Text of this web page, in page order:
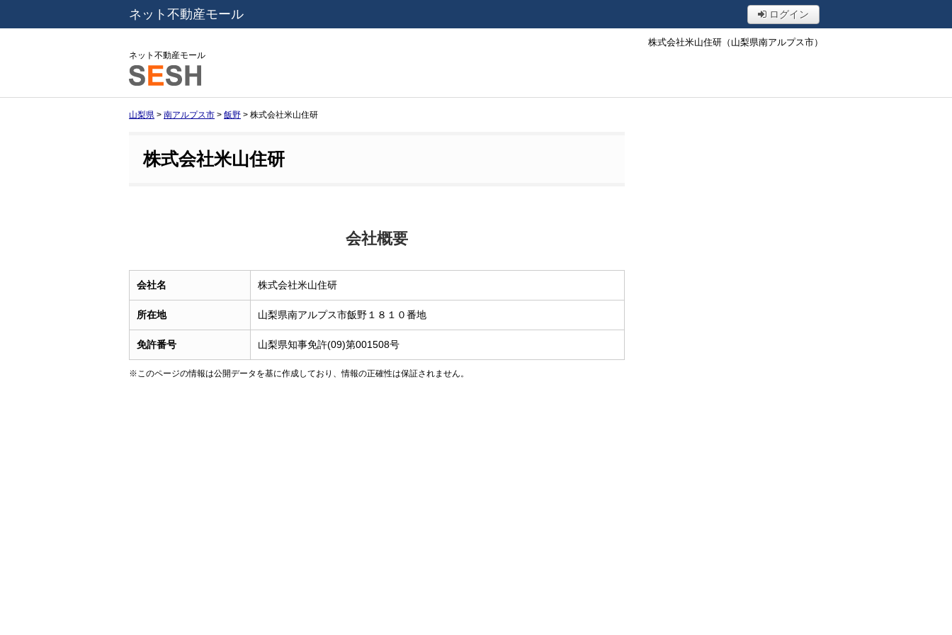
ネット不動産モール ログイン
株式会社米山住研（山梨県南アルプス市）
ネット不動産モール
山梨県 > 南アルプス市 > 飯野 > 株式会社米山住研
株式会社米山住研
会社概要
会社名 株式会社米山住研
所在地 山梨県南アルプス市飯野１８１０番地
免許番号 山梨県知事免許(09)第001508号
※このページの情報は公開データを基に作成しており、情報の正確性は保証されません。